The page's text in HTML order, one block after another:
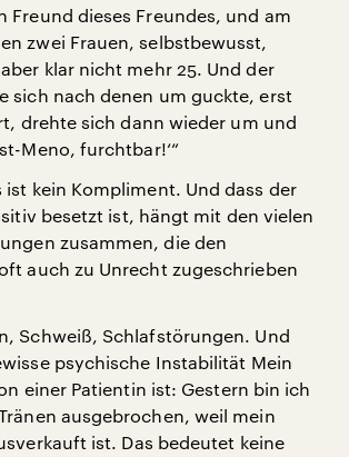
Freund dieses Freundes, und am
zwei Frauen, selbstbewusst,
klar nicht mehr 25. Und der
sich nach denen um guckte, erst
drehte sich dann wieder um und
Meno, furchtbar!‘“
ist kein Kompliment. Und dass der
besetzt ist, hängt mit den vielen
zusammen, die den
auch zu Unrecht zugeschrieben
Schweiß, Schlafstörungen. Und
psychische Instabilität Mein
einer Patientin ist: Gestern bin ich
ausgebrochen, weil mein
ist. Das bedeutet keine